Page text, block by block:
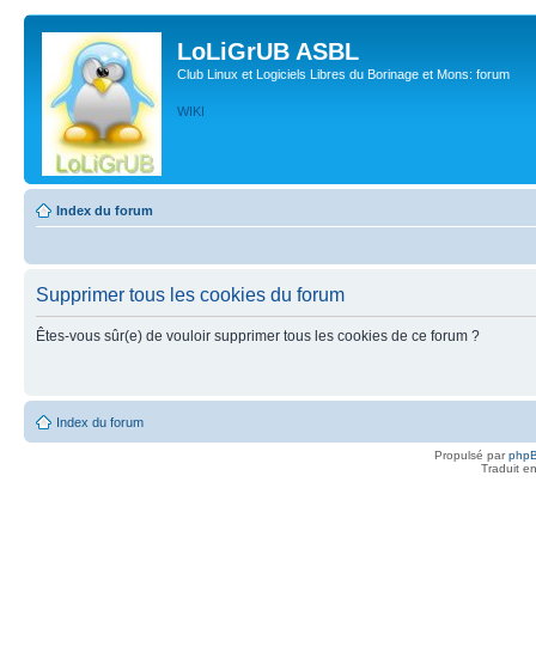
LoLiGrUB ASBL
Club Linux et Logiciels Libres du Borinage et Mons: forum
WIKI
Index du forum
Supprimer tous les cookies du forum
Êtes-vous sûr(e) de vouloir supprimer tous les cookies de ce forum ?
Index du forum
Propulsé par
Traduit